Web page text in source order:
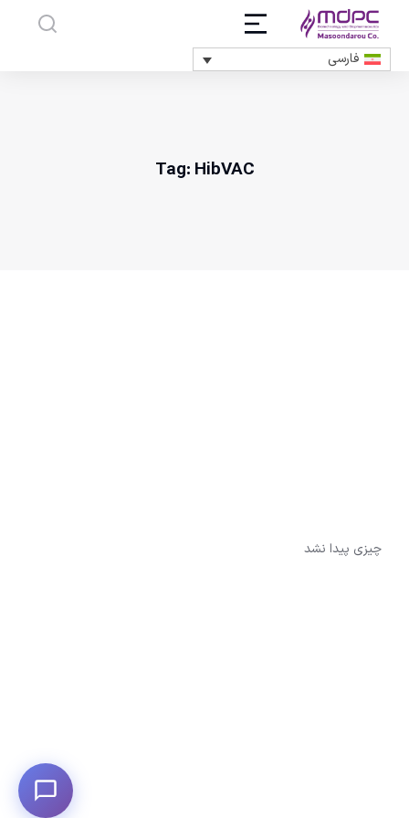
فارسی
Tag: HibVAC
چیزی پیدا نشد